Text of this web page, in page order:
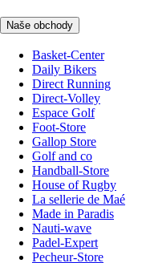
Naše obchody
Basket-Center
Daily Bikers
Direct Running
Direct-Volley
Espace Golf
Foot-Store
Gallop Store
Golf and co
Handball-Store
House of Rugby
La sellerie de Maé
Made in Paradis
Nauti-wave
Padel-Expert
Pecheur-Store